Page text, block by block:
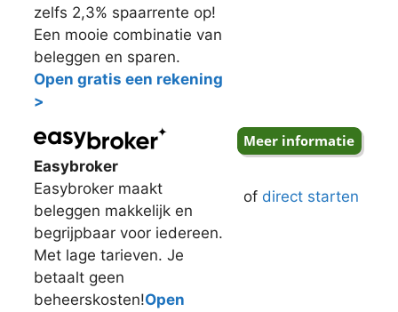
zelfs 2,3% spaarrente op!
Een mooie combinatie van
beleggen en sparen.
Open gratis een rekening
>
Easybroker
Easybroker maakt
beleggen makkelijk en
begrijpbaar voor iedereen.
Met lage tarieven. Je
betaalt geen
beheerskosten!Open
of direct starten